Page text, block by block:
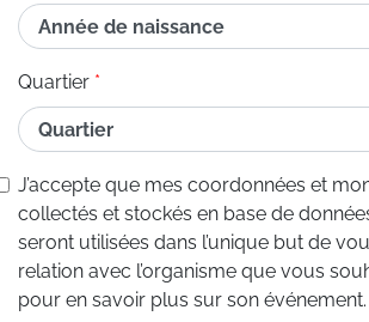
Quartier
J’accepte que mes coordonnées et
collectés et stockés en base de
seront utilisées dans l’unique but de
relation avec l’organisme que vous
pour en savoir plus sur son événement.